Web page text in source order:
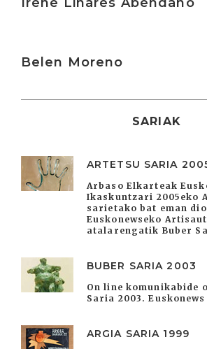
Belen Moreno
SARIAK
ARTETSU SARIA
Arbaso Elkarteak
Ikaskuntzari 2005eko
sarietako bat eman dio
Euskonewseko
atalarengatik Buber
BUBER SARIA 2003
On line komunikabide
Saria 2003. Euskonews
ARGIA SARIA 1999